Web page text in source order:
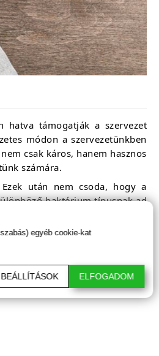
hatva támogatják a szervezet
módon a szervezetünkben
csak káros, hanem hasznos
számára.
után nem csoda, hogy a
baktérium típusnak ad
csökkentik a gyulladásokat -
egyéb cookie-kat
BEÁLLÍTÁSOK ELFOGADOM